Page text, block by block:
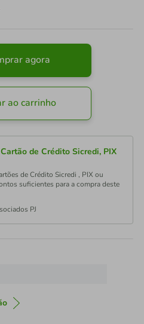
agora
ao carrinho
de Crédito Sicredi, PIX
de Crédito Sicredi , PIX ou
suficientes para a compra deste
PJ